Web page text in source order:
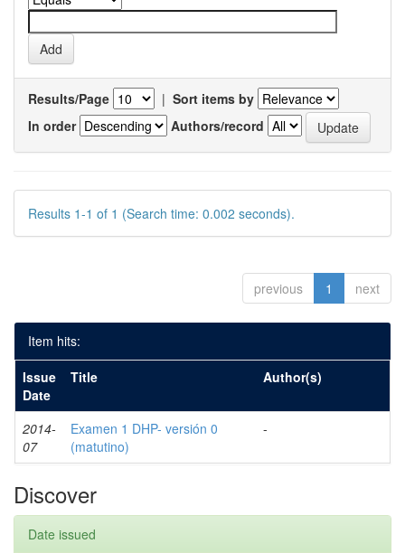
Results/Page | Sort items by
In order
Authors/record
Results 1-1 of 1 (Search time: 0.002 seconds).
previous 1 next
Item hits:
Issue
Date
Title Author(s)
2014-
07
Examen 1 DHP- versión 0
(matutino)
-
Discover
Date issued